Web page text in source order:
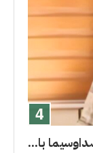
با...